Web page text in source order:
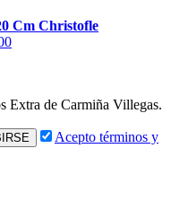
Cm Christofle
Extra de Carmiña Villegas.
Acepto términos y